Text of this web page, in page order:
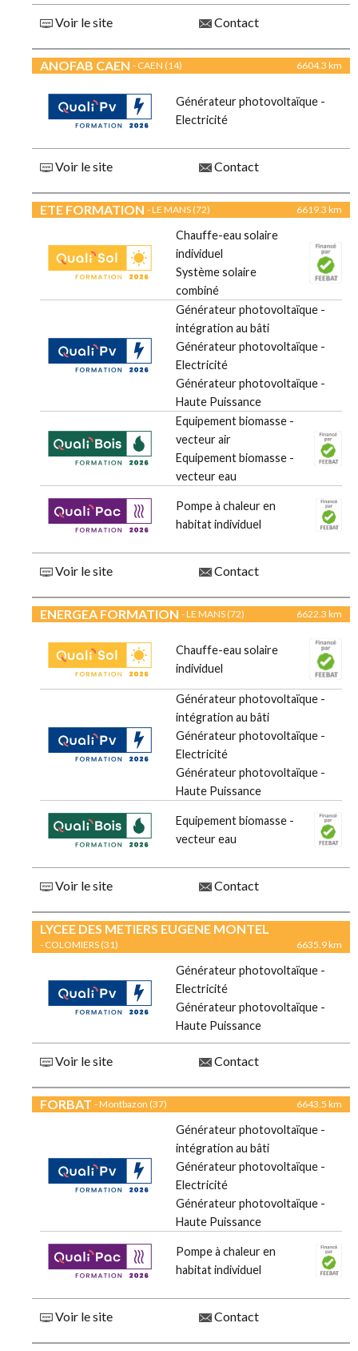
Voir le site Contact
ANOFAB CAEN - CAEN (14) 6604.3 km
Générateur photovoltaïque -
Electricité
Voir le site Contact
ETE FORMATION - LE MANS (72) 6619.3 km
Chauffe-eau solaire
individuel
Système solaire
combiné
Générateur photovoltaïque -
intégration au bâti
Générateur photovoltaïque -
Electricité
Générateur photovoltaïque -
Haute Puissance
Equipement biomasse -
vecteur air
Equipement biomasse -
vecteur eau
Pompe à chaleur en
habitat individuel
Voir le site Contact
ENERGEA FORMATION - LE MANS (72) 6622.3 km
Chauffe-eau solaire
individuel
Générateur photovoltaïque -
intégration au bâti
Générateur photovoltaïque -
Electricité
Générateur photovoltaïque -
Haute Puissance
Equipement biomasse -
vecteur eau
Voir le site Contact
LYCEE DES METIERS EUGENE MONTEL
- COLOMIERS (31) 6635.9 km
Générateur photovoltaïque -
Electricité
Générateur photovoltaïque -
Haute Puissance
Voir le site Contact
FORBAT - Montbazon (37) 6643.5 km
Générateur photovoltaïque -
intégration au bâti
Générateur photovoltaïque -
Electricité
Générateur photovoltaïque -
Haute Puissance
Pompe à chaleur en
habitat individuel
Voir le site Contact